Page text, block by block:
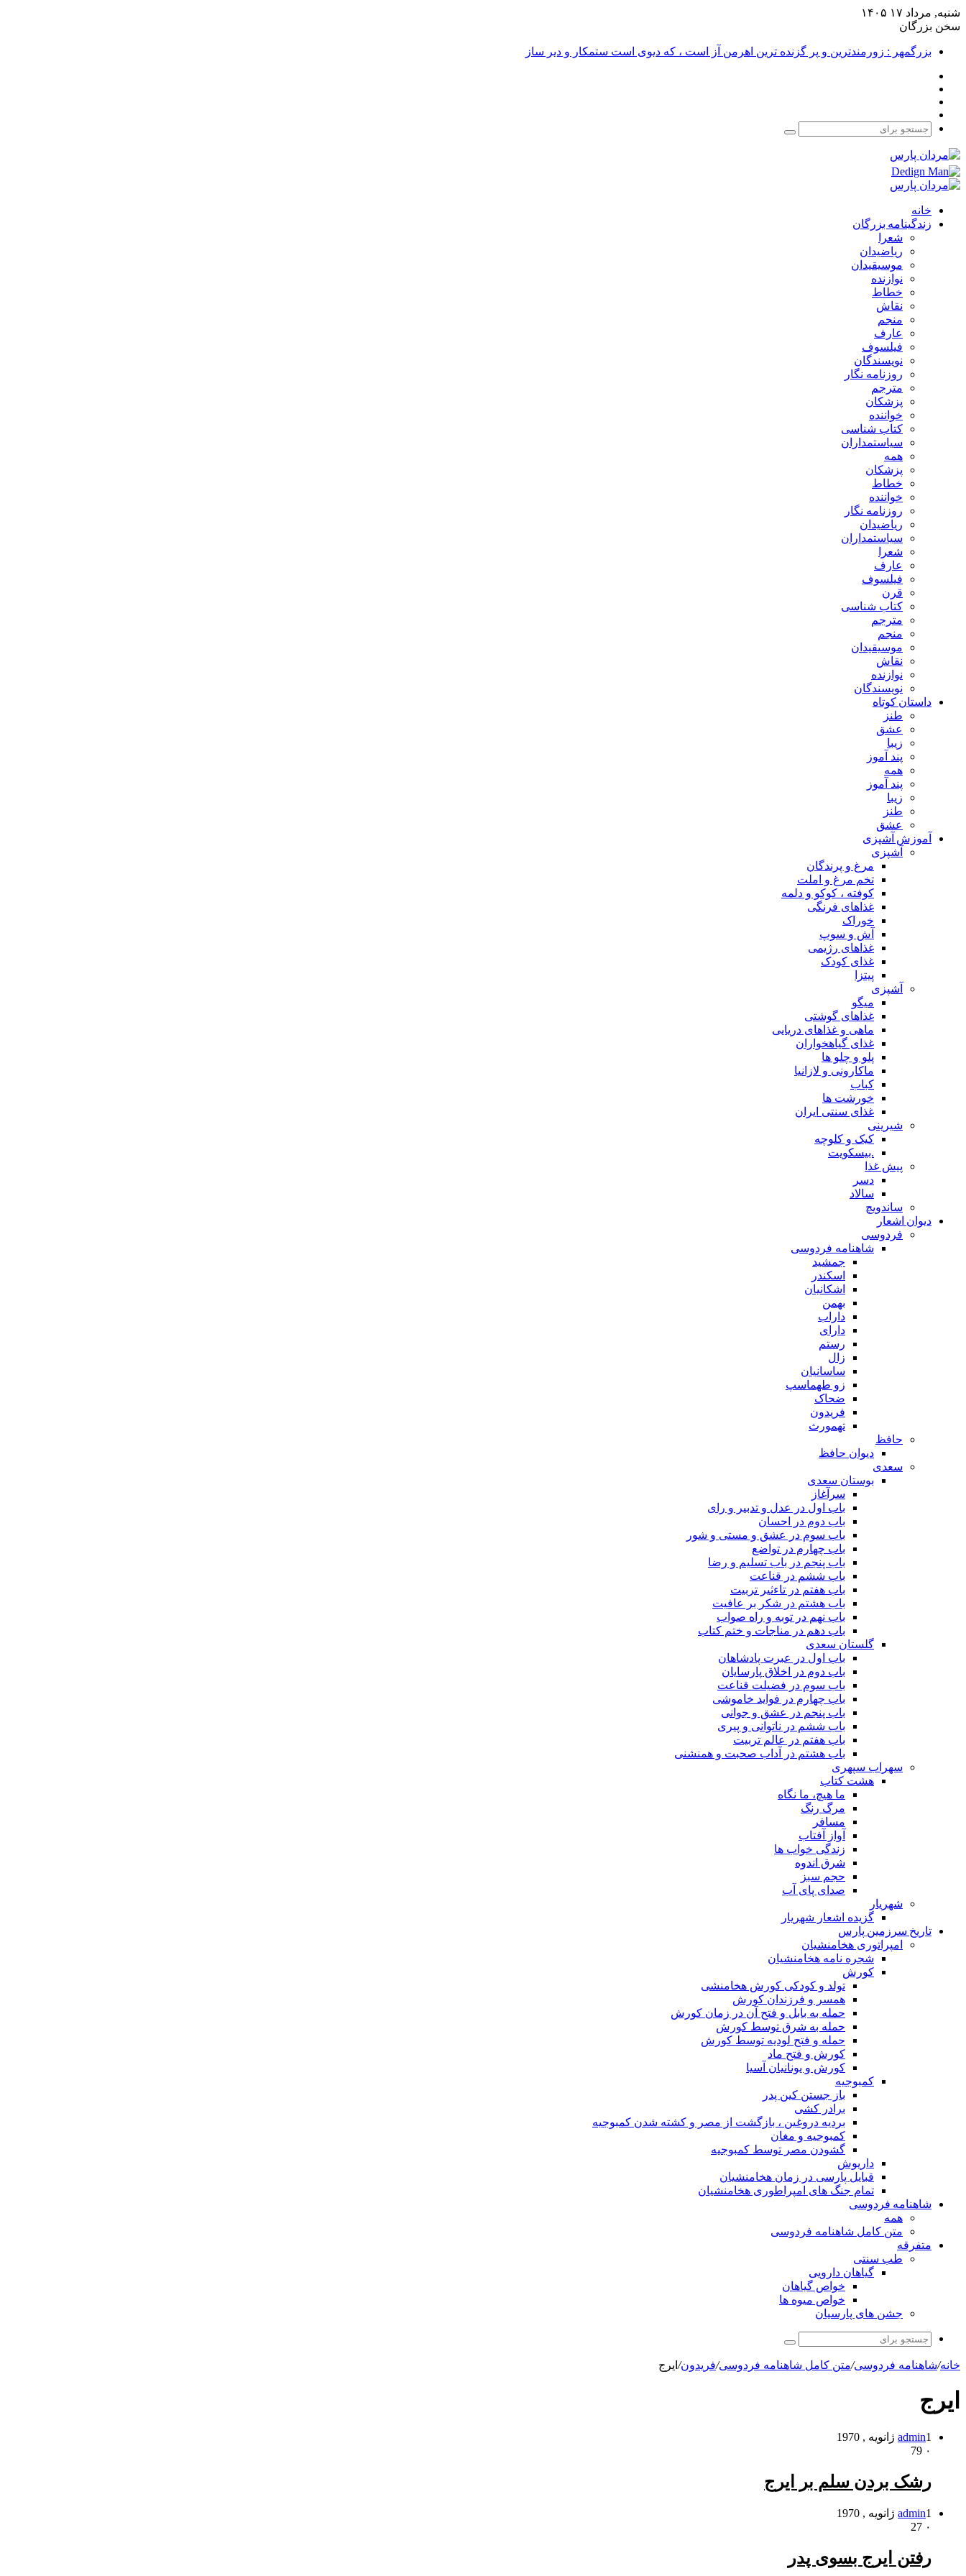
شنبه, مرداد ۱۷ ۱۴۰۵
سخن بزرگان
بزرگمهر : زورمندترین و پر گزنده ترین اهرمن آز است ، که دیوی است ستمکار و دیر ساز
جستجو
خانه
زندگینامه بزرگان
شعرا
ریاضیدان
موسیقیدان
نوازنده
خطاط
نقاش
منجم
عارف
فیلسوف
نویسندگان
روزنامه نگار
مترجم
پزشکان
خواننده
کتاب شناسی
سیاستمداران
همه
پزشکان
خطاط
خواننده
روزنامه نگار
ریاضیدان
سیاستمداران
شعرا
عارف
فیلسوف
قرن
کتاب شناسی
مترجم
منجم
موسیقیدان
نقاش
نوازنده
نویسندگان
داستان کوتاه
طنز
عشق
زیبا
پند آموز
همه
پند آموز
زیبا
طنز
عشق
آموزش آشپزی
آشپزی
مرغ و پرندگان
تخم مرغ و املت
کوفته ، کوکو و دلمه
غذاهای فرنگی
خوراک
آش و سوپ
غذاهای رژیمی
غذای کودک
پیتزا
آشپزی
میگو
غذاهای گوشتی
ماهی و غذاهای دریایی
غذای گیاهخواران
پلو و چلو ها
ماکارونی و لازانیا
کباب
خورشت ها
غذای سنتی ایران
شیرینی
کیک و کلوچه
.بیسکویت
پیش غذا
دسر
سالاد
ساندویچ
دیوان اشعار
فردوسی
شاهنامه فردوسی
جمشید
اسکندر
اشکانیان
بهمن
داراب
دارای
رستم
زال
ساسانیان
زو طهماسپ‏
ضحاک
فریدون
تهمورث
حافظ
دیوان حافظ
سعدی
بوستان سعدی
سرآغاز
باب اول در عدل و تدبیر و رای
باب دوم در احسان
باب سوم در عشق و مستی و شور
باب چهارم در تواضع
باب پنجم در باب تسلیم و رضا
باب ششم در قناعت
باب هفتم در تاءثیر تربیت
باب هشتم در شکر بر عافیت
باب نهم در توبه و راه صواب
باب دهم در مناجات و ختم کتاب
گلستان سعدی
باب اول در عبرت پادشاهان
باب دوم در اخلاق پارسایان
باب سوم در فضیلت قناعت
باب چهارم در فواید خاموشى
باب پنجم در عشق و جوانى
باب ششم در ناتوانى و پیرى
باب هفتم در عالم تربیت
باب هشتم در آداب صحبت و همنشنى
سهراب سپهری
هشت کتاب
ما هیچ، ما نگاه
مرگ رنگ
مسافر
آواز آفتاب
زندگی خواب ها
شرق اندوه
حجم سبز
صدای پای آب
شهریار
گزیده اشعار شهریار
تاریخ سرزمین پارس
امپراتوری هخامنشیان
شجره نامه هخامنشیان
کورش
تولد و کودکی کورش هخامنشی
همسر و فرزندان کورش
حمله به بابل و فتح آن در زمان کورش
حمله به شرق توسط کورش
حمله و فتح لودیه توسط کورش
کورش و فتح ماد
کورش و یونانیان آسیا
کمبوجیه
باز جستن کین پدر
برادر کشی
بردیه دروغین ، بازگشت از مصر و کشته شدن کمبوجیه
کمبوجیه و مغان
گشودن مصر توسط کمبوجیه
داریوش
قبایل پارسی در زمان هخامنشیان
تمام جنگ های امپراطوری هخامنشیان
شاهنامه فردوسی
همه
متن کامل شاهنامه فردوسی
متفرقه
طب سنتی
گیاهان دارویی
خواص گیاهان
خواص میوه ها
جشن های پارسیان
جستجو
برای
خانه/شاهنامه فردوسی/متن کامل شاهنامه فردوسی/فریدون/ ایرج
ایرج
admin1 ژانویه , 1970
۰
رشک بردن سلم بر ایرج
admin1 ژانویه , 1970
۰
رفتن ایرج بسوى پدر